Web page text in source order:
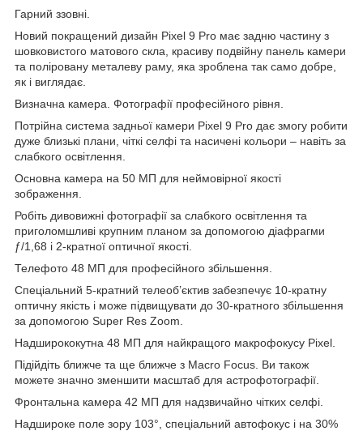
Гарний ззовні.
Новий покращений дизайн Pixel 9 Pro має задню частину з
шовковистого матового скла, красиву подвійну панель камери
та поліровану металеву раму, яка зроблена так само добре,
як і виглядає.
Визначна камера. Фотографії професійного рівня.
Потрійна система задньої камери Pixel 9 Pro дає змогу робити
дуже близькі плани, чіткі селфі та насичені кольори – навіть за
слабкого освітлення.
Основна камера на 50 МП для неймовірної якості
зображення.
Робіть дивовижні фотографії за слабкого освітлення та
приголомшливі крупним планом за допомогою діафрагми
ƒ/1,68 і 2-кратної оптичної якості.
Телефото 48 МП для професійного збільшення.
Спеціальний 5-кратний телеоб’єктив забезпечує 10-кратну
оптичну якість і може підвищувати до 30-кратного збільшення
за допомогою Super Res Zoom.
Надширококутна 48 МП для найкращого макрофокусу Pixel.
Підійдіть ближче та ще ближче з Macro Focus. Ви також
можете значно зменшити масштаб для астрофотографії.
Фронтальна камера 42 МП для надзвичайно чітких селфі.
Надшироке поле зору 103°, спеціальний автофокус і на 30%